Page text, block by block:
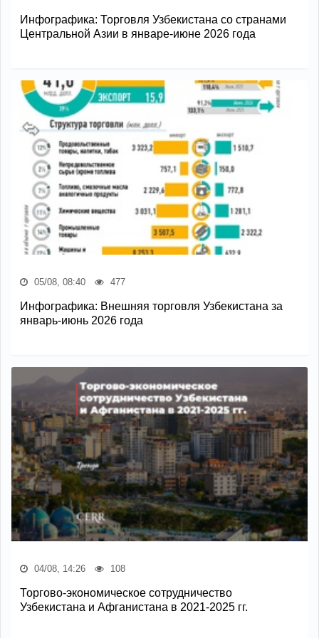
Инфографика: Торговля Узбекистана со странами
Центральной Азии в январе-июне 2026 года
05/08, 08:40 477
Инфографика: Внешняя торговля Узбекистана за
январь-июнь 2026 года
04/08, 14:26 108
Торгово-экономическое сотрудничество
Узбекистана и Афганистана в 2021-2025 гг.